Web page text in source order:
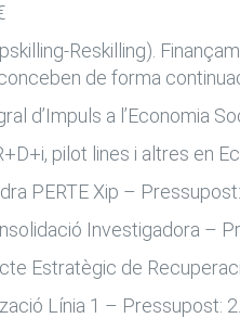
Reskilling).
de forma
d’Impuls a l’Economia
pilot lines i altres en
PERTE Xip –
Investigadora –
Estratègic de
Línia 1 – Pressupost: